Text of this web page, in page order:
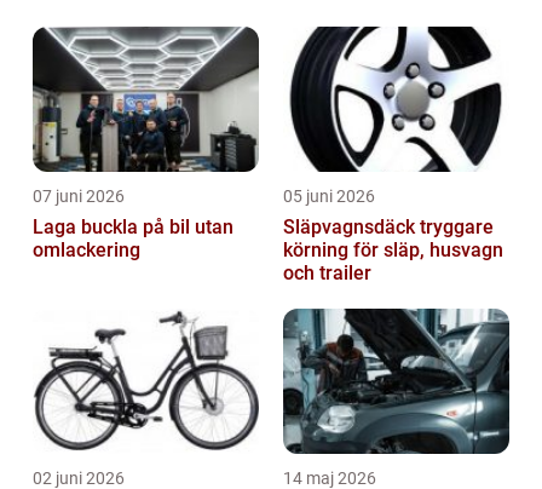
typ av bränsle är bäst för din bil och...
07 juni 2026
Laga buckla på bil utan
omlackering
05 juni 2026
Släpvagnsdäck tryggare
körning för släp, husvagn
och trailer
02 juni 2026 14 maj 2026